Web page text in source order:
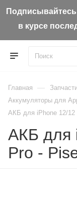
в курсе
Главная —
Aккумуляторы для
АКБ для iPhone 12/12
АКБ для
Pro -